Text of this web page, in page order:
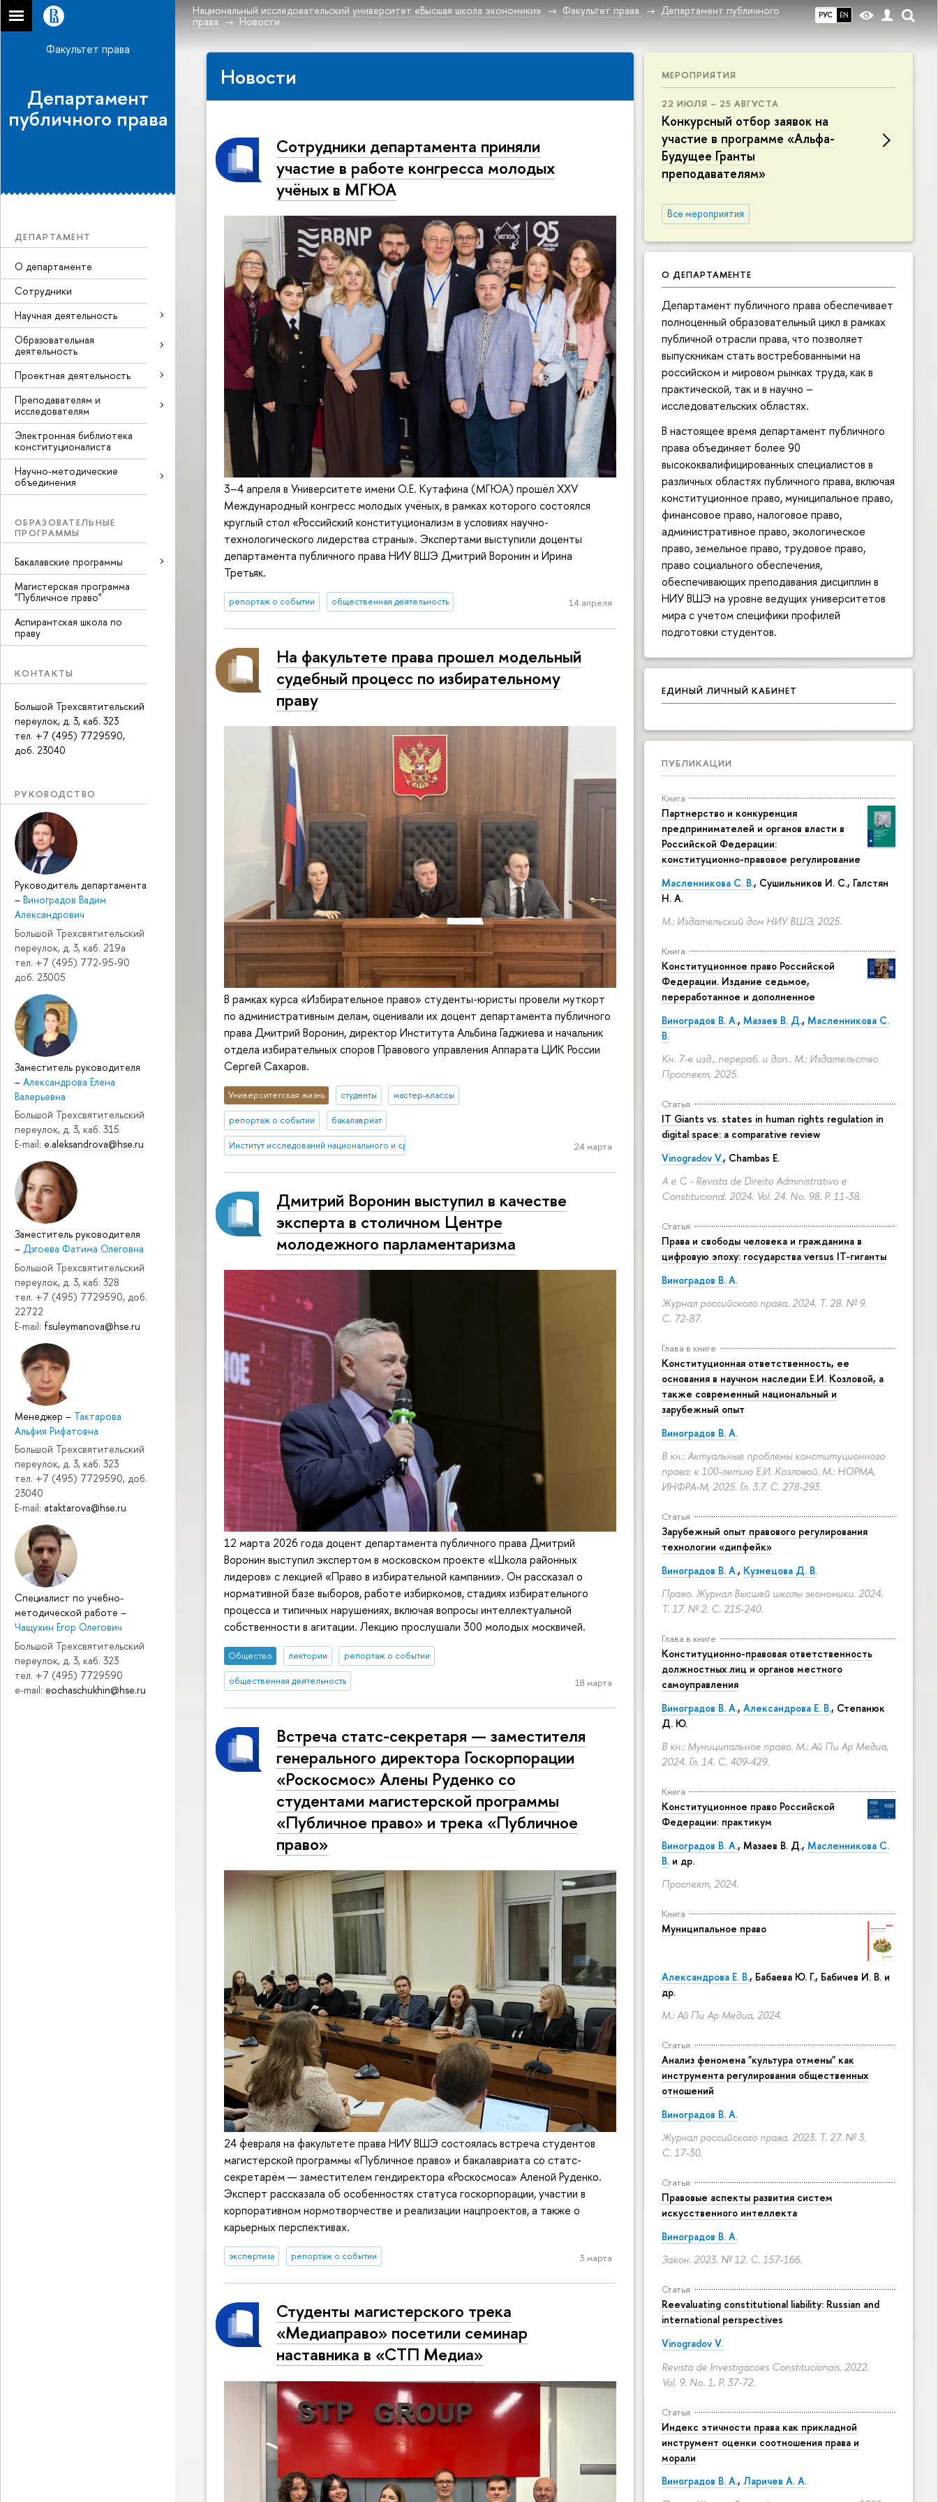
РУС EN
Национальный исследовательский университет «Высшая школа экономики» Факультет права
Департамент публичного
права
Новости
Факультет права
Департамент
публичного права
ДЕПАРТАМЕНТ
О департаменте
Сотрудники
Научная деятельность
Образовательная
деятельность
Проектная деятельность
Преподавателям и
исследователям
Электронная библиотека
конституционалиста
Научно-методические
объединения
ОБРАЗОВАТЕЛЬНЫЕ
ПРОГРАММЫ
Бакалавские программы
Магистерская программа
"Публичное право"
Аспирантская школа по
праву
КОНТАКТЫ
Большой Трехсвятительский
переулок, д. 3, каб. 323
тел. +7 (495) 7729590,
доб. 23040
РУКОВОДСТВО
Руководитель департамента
– Виноградов Вадим
Александрович
Большой Трехсвятительский
переулок, д. 3, каб. 219a
тел. +7 (495) 772-95-90
доб. 23005
Заместитель руководителя
– Александрова Елена
Валерьевна
Большой Трехсвятительский
переулок, д. 3, каб. 315
E-mail: e.aleksandrova@hse.ru
Заместитель руководителя
– Дзгоева Фатима Олеговна
Большой Трехсвятительский
переулок, д. 3, каб. 328
тел. +7 (495) 7729590, доб.
22722
E-mail: fsuleymanova@hse.ru
Менеджер – Тактарова
Альфия Рифатовна
Большой Трехсвятительский
переулок, д. 3, каб. 323
тел. +7 (495) 7729590, доб.
23040
E-mail: ataktarova@hse.ru
Специалист по учебно-
методической работе –
Чащухин Егор Олегович
Большой Трехсвятительский
переулок, д. 3, каб. 323
тел. +7 (495) 7729590
e-mail: eochaschukhin@hse.ru
МЕРОПРИЯТИЯ
22 ИЮЛЯ – 25 АВГУСТА
Конкурсный отбор заявок на
участие в программе «Альфа-
Будущее Гранты
преподавателям»
Все мероприятия
О ДЕПАРТАМЕНТЕ
Департамент публичного права обеспечивает
полноценный образовательный цикл в рамках
публичной отрасли права, что позволяет
выпускникам стать востребованными на
российском и мировом рынках труда, как в
практической, так и в научно –
исследовательских областях.
В настоящее время департамент публичного
права объединяет более 90
высококвалифицированных специалистов в
различных областях публичного права, включая
конституционное право, муниципальное право,
финансовое право, налоговое право,
административное право, экологическое
право, земельное право, трудовое право,
право социального обеспечения,
обеспечивающих преподавания дисциплин в
НИУ ВШЭ на уровне ведущих университетов
мира с учетом специфики профилей
подготовки студентов.
ЕДИНЫЙ ЛИЧНЫЙ КАБИНЕТ
ПУБЛИКАЦИИ
Книга
Партнерство и конкуренция
предпринимателей и органов власти в
Российской Федерации:
конституционно-правовое регулирование
Масленникова С. В., Сушильников И. С., Галстян
Н. А.
М.: Издательский дом НИУ ВШЭ, 2025.
Книга
Конституционное право Российской
Федерации. Издание седьмое,
переработанное и дополненное
Виноградов В. А., Мазаев В. Д., Масленникова С.
В.
Кн. 7-е изд., перераб. и доп.. М.: Издательство
Проспект, 2025.
Статья
IT Giants vs. states in human rights regulation in
digital space: a comparative review
Vinogradov V., Chambas E.
A e C - Revista de Direito Administrativo e
Constitucional. 2024. Vol. 24. No. 98. P. 11-38.
Статья
Права и свободы человека и гражданина в
цифровую эпоху: государства versus IT-гиганты
Виноградов В. А.
Журнал российского права. 2024. Т. 28. № 9.
С. 72-87.
Глава в книге
Конституционная ответственность, ее
основания в научном наследии Е.И. Козловой, а
также современный национальный и
зарубежный опыт
Виноградов В. А.
В кн.: Актуальные проблемы конституционного
права: к 100-летию Е.И. Козловой. М.: НОРМА,
ИНФРА-М, 2025. Гл. 3.7. С. 278-293.
Статья
Зарубежный опыт правового регулирования
технологии «дипфейк»
Виноградов В. А., Кузнецова Д. В.
Право. Журнал Высшей школы экономики. 2024.
Т. 17. № 2. С. 215-240.
Глава в книге
Конституционно-правовая ответственность
должностных лиц и органов местного
самоуправления
Виноградов В. А., Александрова Е. В., Степанюк
Д. Ю.
В кн.: Муниципальное право. М.: Ай Пи Ар Медиа,
2024. Гл. 14. С. 409-429.
Книга
Конституционное право Российской
Федерации: практикум
Виноградов В. А., Мазаев В. Д., Масленникова С.
В. и др.
Проспект, 2024.
Книга
Муниципальное право
Александрова Е. В., Бабаева Ю. Г., Бабичев И. В. и
др.
М.: Ай Пи Ар Медиа, 2024.
Статья
Анализ феномена "культура отмены" как
инструмента регулирования общественных
отношений
Виноградов В. А.
Журнал российского права. 2023. Т. 27. № 3.
С. 17-30.
Статья
Правовые аспекты развития систем
искусственного интеллекта
Виноградов В. А.
Закон. 2023. № 12. С. 157-166.
Статья
Reevaluating constitutional liability: Russian and
international perspectives
Vinogradov V.
Revista de Investigacoes Constitucionais. 2022.
Vol. 9. No. 1. P. 37-72.
Статья
Индекс этичности права как прикладной
инструмент оценки соотношения права и
морали
Виноградов В. А., Ларичев А. А.
Новости
Сотрудники департамента приняли
участие в работе конгресса молодых
учёных в МГЮА
3–4 апреля в Университете имени О.Е. Кутафина (МГЮА) прошёл XXV
Международный конгресс молодых учёных, в рамках которого состоялся
круглый стол «Российский конституционализм в условиях научно-
технологического лидерства страны». Экспертами выступили доценты
департамента публичного права НИУ ВШЭ Дмитрий Воронин и Ирина
Третьяк.
репортаж о событии общественная деятельность 14 апреля
На факультете права прошел модельный
судебный процесс по избирательному
праву
В рамках курса «Избирательное право» студенты-юристы провели муткорт
по административным делам, оценивали их доцент департамента публичного
права Дмитрий Воронин, директор Института Альбина Гаджиева и начальник
отдела избирательных споров Правового управления Аппарата ЦИК России
Сергей Сахаров.
Университетская жизнь студенты мастер-классы
репортаж о событии бакалавриат
Институт исследований национального и сравнительного права 24 марта
Дмитрий Воронин выступил в качестве
эксперта в столичном Центре
молодежного парламентаризма
12 марта 2026 года доцент департамента публичного права Дмитрий
Воронин выступил экспертом в московском проекте «Школа районных
лидеров» с лекцией «Право в избирательной кампании». Он рассказал о
нормативной базе выборов, работе избиркомов, стадиях избирательного
процесса и типичных нарушениях, включая вопросы интеллектуальной
собственности в агитации. Лекцию прослушали 300 молодых москвичей.
Общество лектории репортаж о событии
общественная деятельность 18 марта
Встреча статс-секретаря — заместителя
генерального директора Госкорпорации
«Роскосмос» Алены Руденко со
студентами магистерской программы
«Публичное право» и трека «Публичное
право»
24 февраля на факультете права НИУ ВШЭ состоялась встреча студентов
магистерской программы «Публичное право» и бакалавриата со статс-
секретарём — заместителем гендиректора «Роскосмоса» Аленой Руденко.
Эксперт рассказала об особенностях статуса госкорпорации, участии в
корпоративном нормотворчестве и реализации нацпроектов, а также о
карьерных перспективах.
экспертиза репортаж о событии 3 марта
Студенты магистерского трека
«Медиаправо» посетили семинар
наставника в «СТП Медиа»